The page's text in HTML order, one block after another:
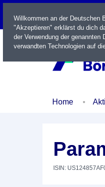
Home
ISIN:
Willkommen an der Deutschen
"Akzeptieren" erklärst du dich
der Verwendung der
verwandten Technologien auf